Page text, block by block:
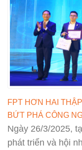
FPT HƠN HAI
BỨT PHÁ CÔNG
Ngày 26/3/2025,
phát triển và hội